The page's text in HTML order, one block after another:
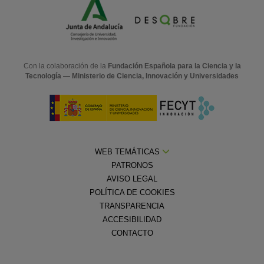
Con la colaboración de la Fundación Española para la Ciencia y la
Tecnología — Ministerio de Ciencia, Innovación y Universidades
WEB TEMÁTICAS
PATRONOS
AVISO LEGAL
POLÍTICA DE COOKIES
TRANSPARENCIA
ACCESIBILIDAD
CONTACTO